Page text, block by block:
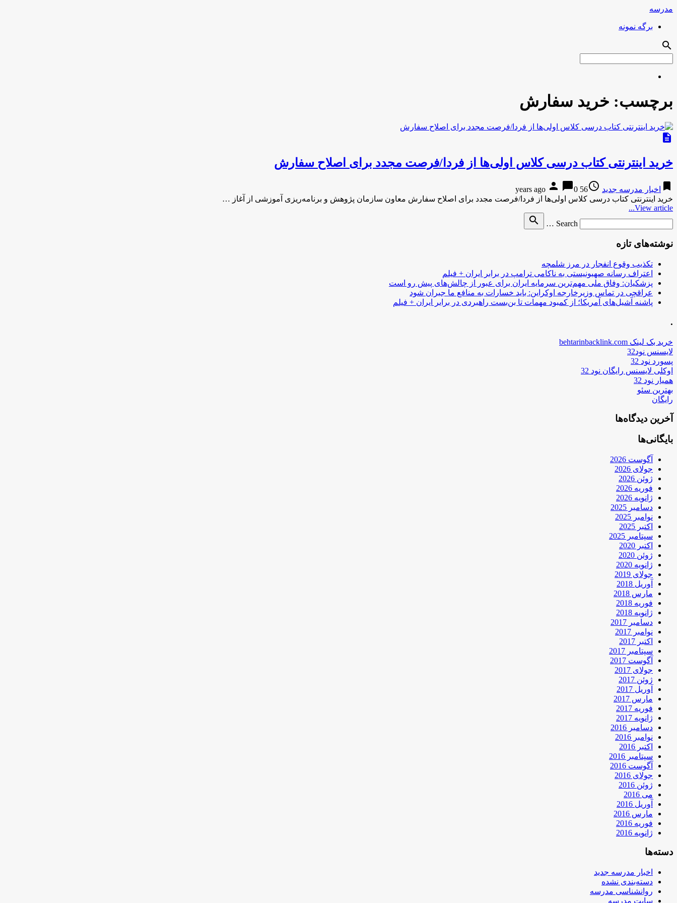
مدرسه
برگه نمونه
search
برچسب: خرید سفارش
description
خرید اینترنتی کتاب درسی کلاس اولی‌ها از فردا/فرصت مجدد برای اصلاح سفارش
bookmark اخبار مدرسه جدید access_time
56 years ago
person chat_bubble0
خرید اینترنتی کتاب درسی کلاس اولی‌ها از فردا/فرصت مجدد برای اصلاح سفارش معاون سازمان پژوهش و برنامه‌ریزی آموزشی از آغاز …
View article...
Search …
search
نوشته‌های تازه
تکذیب وقوع انفجار در مرز شلمچه
اعتراف رسانه صهیونیستی به ناکامی ترامپ در برابر ایران + فیلم
پزشکیان: وفاق ملی مهم‌ترین سرمایه ایران برای عبور از چالش‌های پیش رو است
عراقچی در تماس وزیرخارجه اوکراین: باید خسارات به منافع ما جبران شود
پاشنه آشیل‌های آمریکا؛ از کمبود مهمات تا بن‌بست راهبردی در برابر ایران + فیلم
.
خرید بک لینک behtarinbacklink.com
لایسنس نود32
پسورد نود 32
اوکلی لایسنس رایگان نود 32
همیار نود 32
بهترین سئو
رایگان
آخرین دیدگاه‌ها
بایگانی‌ها
آگوست 2026
جولای 2026
ژوئن 2026
فوریه 2026
ژانویه 2026
دسامبر 2025
نوامبر 2025
اکتبر 2025
سپتامبر 2025
اکتبر 2020
ژوئن 2020
ژانویه 2020
جولای 2019
آوریل 2018
مارس 2018
فوریه 2018
ژانویه 2018
دسامبر 2017
نوامبر 2017
اکتبر 2017
سپتامبر 2017
آگوست 2017
جولای 2017
ژوئن 2017
آوریل 2017
مارس 2017
فوریه 2017
ژانویه 2017
دسامبر 2016
نوامبر 2016
اکتبر 2016
سپتامبر 2016
آگوست 2016
جولای 2016
ژوئن 2016
می 2016
آوریل 2016
مارس 2016
فوریه 2016
ژانویه 2016
دسته‌ها
اخبار مدرسه جدید
دسته‌بندی نشده
روانشناسی مدرسه
سایت مدرسه